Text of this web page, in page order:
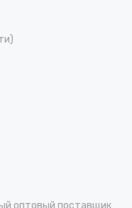
оптовый поставщик